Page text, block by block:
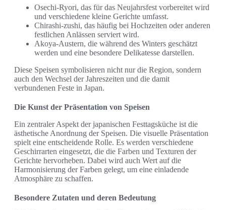
Osechi-Ryori, das für das Neujahrsfest vorbereitet wird
und verschiedene kleine Gerichte umfasst.
Chirashi-zushi, das häufig bei Hochzeiten oder anderen
festlichen Anlässen serviert wird.
Akoya-Austern, die während des Winters geschätzt
werden und eine besondere Delikatesse darstellen.
Diese Speisen symbolisieren nicht nur die Region, sondern
auch den Wechsel der Jahreszeiten und die damit
verbundenen Feste in Japan.
Die Kunst der Präsentation von Speisen
Ein zentraler Aspekt der japanischen Festtagsküche ist die
ästhetische Anordnung der Speisen. Die visuelle Präsentation
spielt eine entscheidende Rolle. Es werden verschiedene
Geschirrarten eingesetzt, die die Farben und Texturen der
Gerichte hervorheben. Dabei wird auch Wert auf die
Harmonisierung der Farben gelegt, um eine einladende
Atmosphäre zu schaffen.
Besondere Zutaten und deren Bedeutung